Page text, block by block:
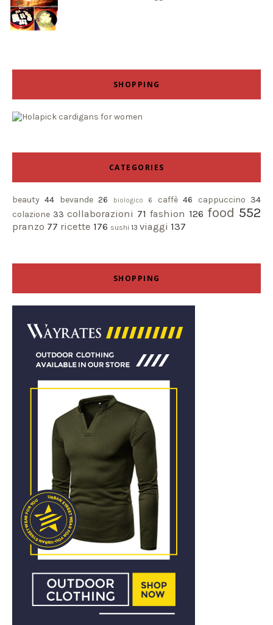
SHOPPING
CATEGORIES
beauty 44 bevande 26 biologico 6 caffè 46 cappuccino 34
colazione 33 collaborazioni 71 fashion 126 food 552
pranzo 77 ricette 176 sushi 13 viaggi 137
SHOPPING